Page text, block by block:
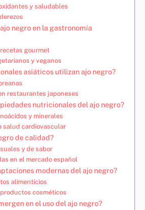
y saludables
negro en la gastronomía
gourmet
y veganos
asiáticos utilizan ajo negro?
restaurantes japoneses
nutricionales del ajo negro?
y minerales
salud cardiovascular
de calidad?
y de sabor
en el mercado español
modernas del ajo negro?
alimenticios
cosméticos
en el uso del ajo negro?